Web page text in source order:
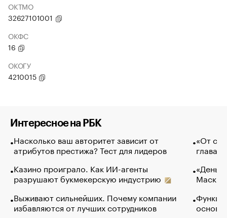
ОКТМО
32627101001
ОКФС
16
ОКОГУ
4210015
Интересное на РБК
Насколько ваш авторитет зависит от
атрибутов престижа? Тест для лидеров
Казино проиграло. Как ИИ-агенты
разрушают букмекерскую индустрию
Выживают сильнейших. Почему компании
избавляются от лучших сотрудников
«От
глава
Маск в
основ